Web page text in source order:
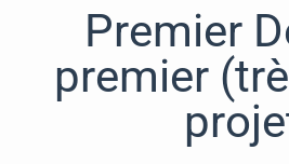
Premier
premier